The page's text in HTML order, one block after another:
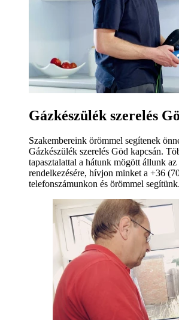
Gázkészülék szerelés
Szakembereink örömmel segítenek
Gázkészülék szerelés Göd kapcsán.
tapasztalattal a hátunk mögött állunk
rendelkezésére, hívjon minket a +36
telefonszámunkon és örömmel segítünk.